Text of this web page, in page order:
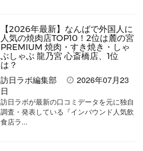
加
【2026年最新】なんばで外国人に
人気の焼肉店TOP10！2位は麓の宮
PREMIUM 焼肉・すき焼き・しゃ
ぶしゃぶ 龍乃宮 心斎橋店、1位
は？
訪日ラボ編集部
2026年07月23
日
訪日ラボが最新の口コミデータを元に独自
調査・発表している『インバウンド人気飲
食店ラ...